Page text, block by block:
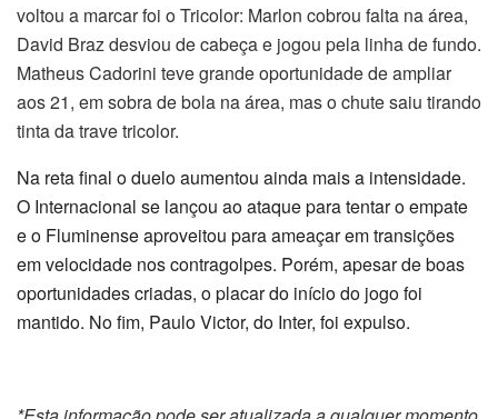
voltou a marcar foi o Tricolor: Marlon cobrou falta na área,
David Braz desviou de cabeça e jogou pela linha de fundo.
Matheus Cadorini teve grande oportunidade de ampliar
aos 21, em sobra de bola na área, mas o chute saiu tirando
tinta da trave tricolor.
Na reta final o duelo aumentou ainda mais a intensidade.
O Internacional se lançou ao ataque para tentar o empate
e o Fluminense aproveitou para ameaçar em transições
em velocidade nos contragolpes. Porém, apesar de boas
oportunidades criadas, o placar do início do jogo foi
mantido. No fim, Paulo Victor, do Inter, foi expulso.